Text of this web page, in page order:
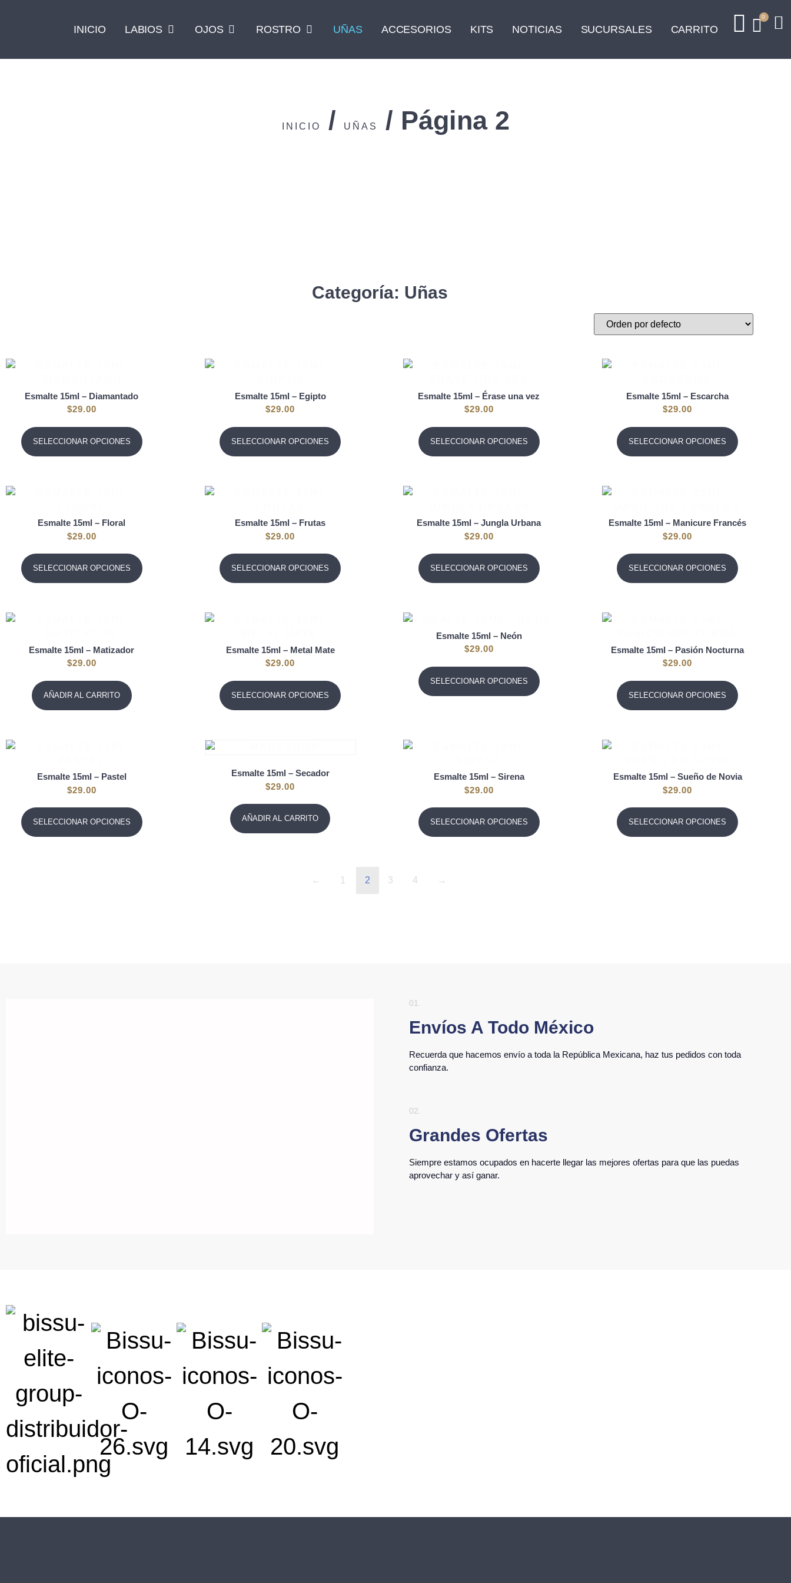
INICIO LABIOS OJOS ROSTRO UÑAS ACCESORIOS KITS NOTICIAS SUCURSALES CARRITO
0
INICIO / UÑAS / Página 2
Categoría: Uñas
Esmalte 15ml – Diamantado
$29.00
SELECCIONAR OPCIONES
Esmalte 15ml – Egipto
$29.00
SELECCIONAR OPCIONES
Esmalte 15ml – Érase una vez
$29.00
SELECCIONAR OPCIONES
Esmalte 15ml – Escarcha
$29.00
SELECCIONAR OPCIONES
Esmalte 15ml – Floral
$29.00
SELECCIONAR OPCIONES
Esmalte 15ml – Frutas
$29.00
SELECCIONAR OPCIONES
Esmalte 15ml – Jungla Urbana
$29.00
SELECCIONAR OPCIONES
Esmalte 15ml – Manicure Francés
$29.00
SELECCIONAR OPCIONES
Esmalte 15ml – Matizador
$29.00
AÑADIR AL CARRITO
Esmalte 15ml – Metal Mate
$29.00
SELECCIONAR OPCIONES
Esmalte 15ml – Neón
$29.00
SELECCIONAR OPCIONES
Esmalte 15ml – Pasión Nocturna
$29.00
SELECCIONAR OPCIONES
Esmalte 15ml – Pastel
$29.00
SELECCIONAR OPCIONES
Esmalte 15ml – Secador
$29.00
AÑADIR AL CARRITO
Esmalte 15ml – Sirena
$29.00
SELECCIONAR OPCIONES
Esmalte 15ml – Sueño de Novia
$29.00
SELECCIONAR OPCIONES
← 1 2 3 4 →
01.
Envíos A Todo México
Recuerda que hacemos envío a toda la República Mexicana, haz tus pedidos con toda
confianza.
02.
Grandes Ofertas
Siempre estamos ocupados en hacerte llegar las mejores ofertas para que las puedas
aprovechar y así ganar.